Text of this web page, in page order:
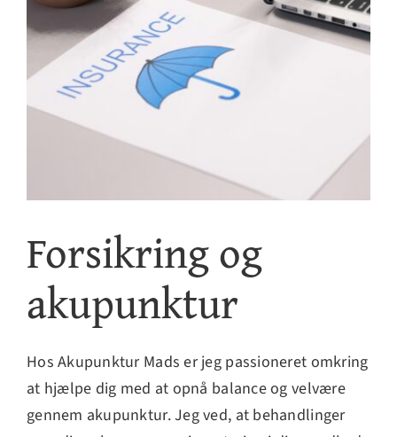
Kontakt
Forsikring og
akupunktur
Hos Akupunktur Mads er jeg passioneret omkring
at hjælpe dig med at opnå balance og velvære
gennem akupunktur. Jeg ved, at behandlinger